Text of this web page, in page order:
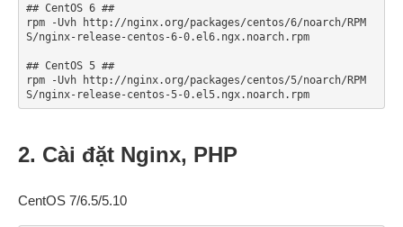
## CentOS 6 ##
rpm -Uvh http://nginx.org/packages/centos/6/noarch/RPM
S/nginx-release-centos-6-0.el6.ngx.noarch.rpm
## CentOS 5 ##
rpm -Uvh http://nginx.org/packages/centos/5/noarch/RPM
S/nginx-release-centos-5-0.el5.ngx.noarch.rpm
2. Cài đặt Nginx, PHP
CentOS 7/6.5/5.10